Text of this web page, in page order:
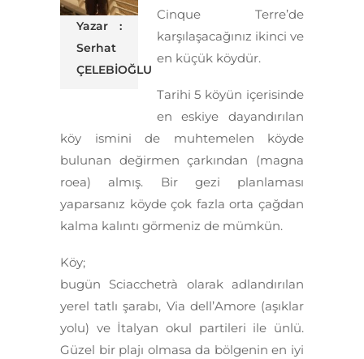
Yazar :
Serhat
ÇELEBİOĞLU
Cinque Terre’de
karşılaşacağınız ikinci ve
en küçük köydür.
Tarihi 5 köyün içerisinde
en eskiye dayandırılan
köy ismini de muhtemelen köyde
bulunan değirmen çarkından (magna
roea) almış. Bir gezi planlaması
yaparsanız köyde çok fazla orta çağdan
kalma kalıntı görmeniz de mümkün.
Köy;
bugün Sciacchetrà olarak adlandırılan
yerel tatlı şarabı, Via dell’Amore (aşıklar
yolu) ve İtalyan okul partileri ile ünlü.
Güzel bir plajı olmasa da bölgenin en iyi